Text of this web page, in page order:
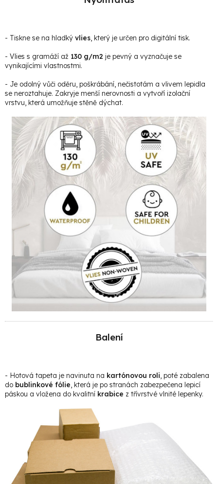
- Tiskne se na hladký vlies, který je určen pro digitální tisk.
- Vlies s gramáží až 130 g/m2 je pevný a vyznačuje se
vynikajícími vlastnostmi.
- Je odolný vůči oděru, poškrábání, nečistotám a vlivem lepidla
se neroztahuje. Zakryje menší nerovnosti a vytvoří izolační
vrstvu, která umožňuje stěně dýchat.
Balení
- Hotová tapeta je navinuta na kartónovou roli, poté zabalena
do bublinkové fólie, která je po stranách zabezpečena lepicí
páskou a vložena do kvalitní krabice z třívrstvé vlnité lepenky.